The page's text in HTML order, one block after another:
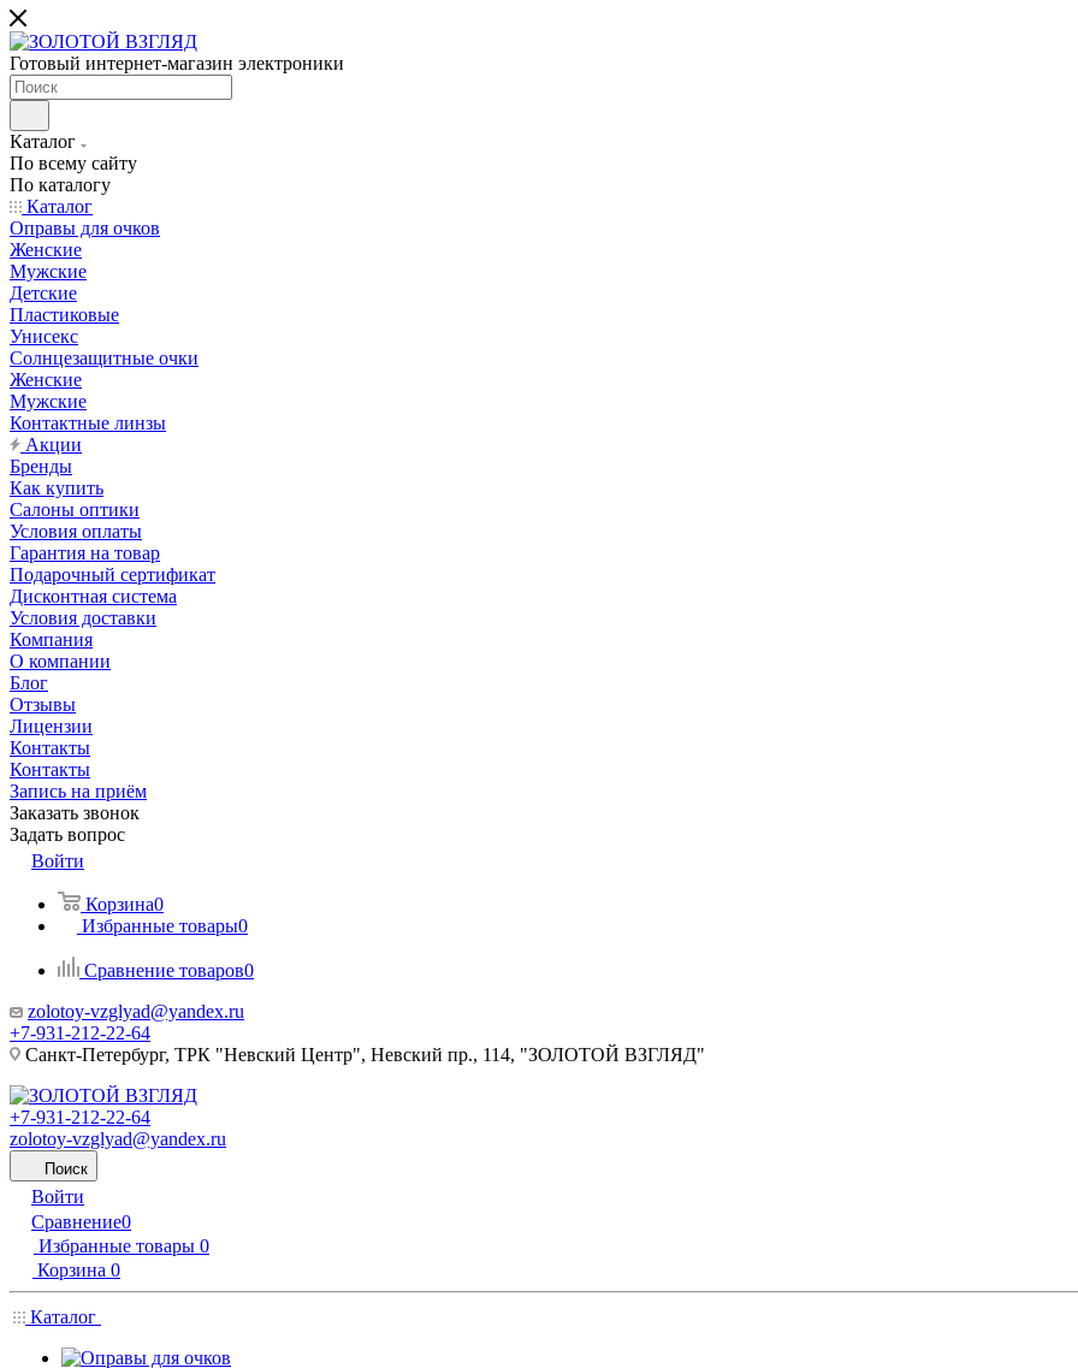
Готовый интернет-магазин электроники
Каталог
По всему сайту
По каталогу
Каталог
Оправы для очков
Женские
Мужские
Детские
Пластиковые
Унисекс
Солнцезащитные очки
Женские
Мужские
Контактные линзы
Акции
Бренды
Как купить
Салоны оптики
Условия оплаты
Гарантия на товар
Подарочный сертификат
Дисконтная система
Условия доставки
Компания
О компании
Блог
Отзывы
Лицензии
Контакты
Контакты
Запись на приём
Заказать звонок
Задать вопрос
Войти
Корзина0
Избранные товары0
Сравнение товаров0
zolotoy-vzglyad@yandex.ru
+7-931-212-22-64
Санкт-Петербург, ТРК "Невский Центр", Невский пр., 114, "ЗОЛОТОЙ ВЗГЛЯД"
+7-931-212-22-64
zolotoy-vzglyad@yandex.ru
Поиск
Войти
Сравнение0
Избранные товары 0
Корзина 0
Каталог